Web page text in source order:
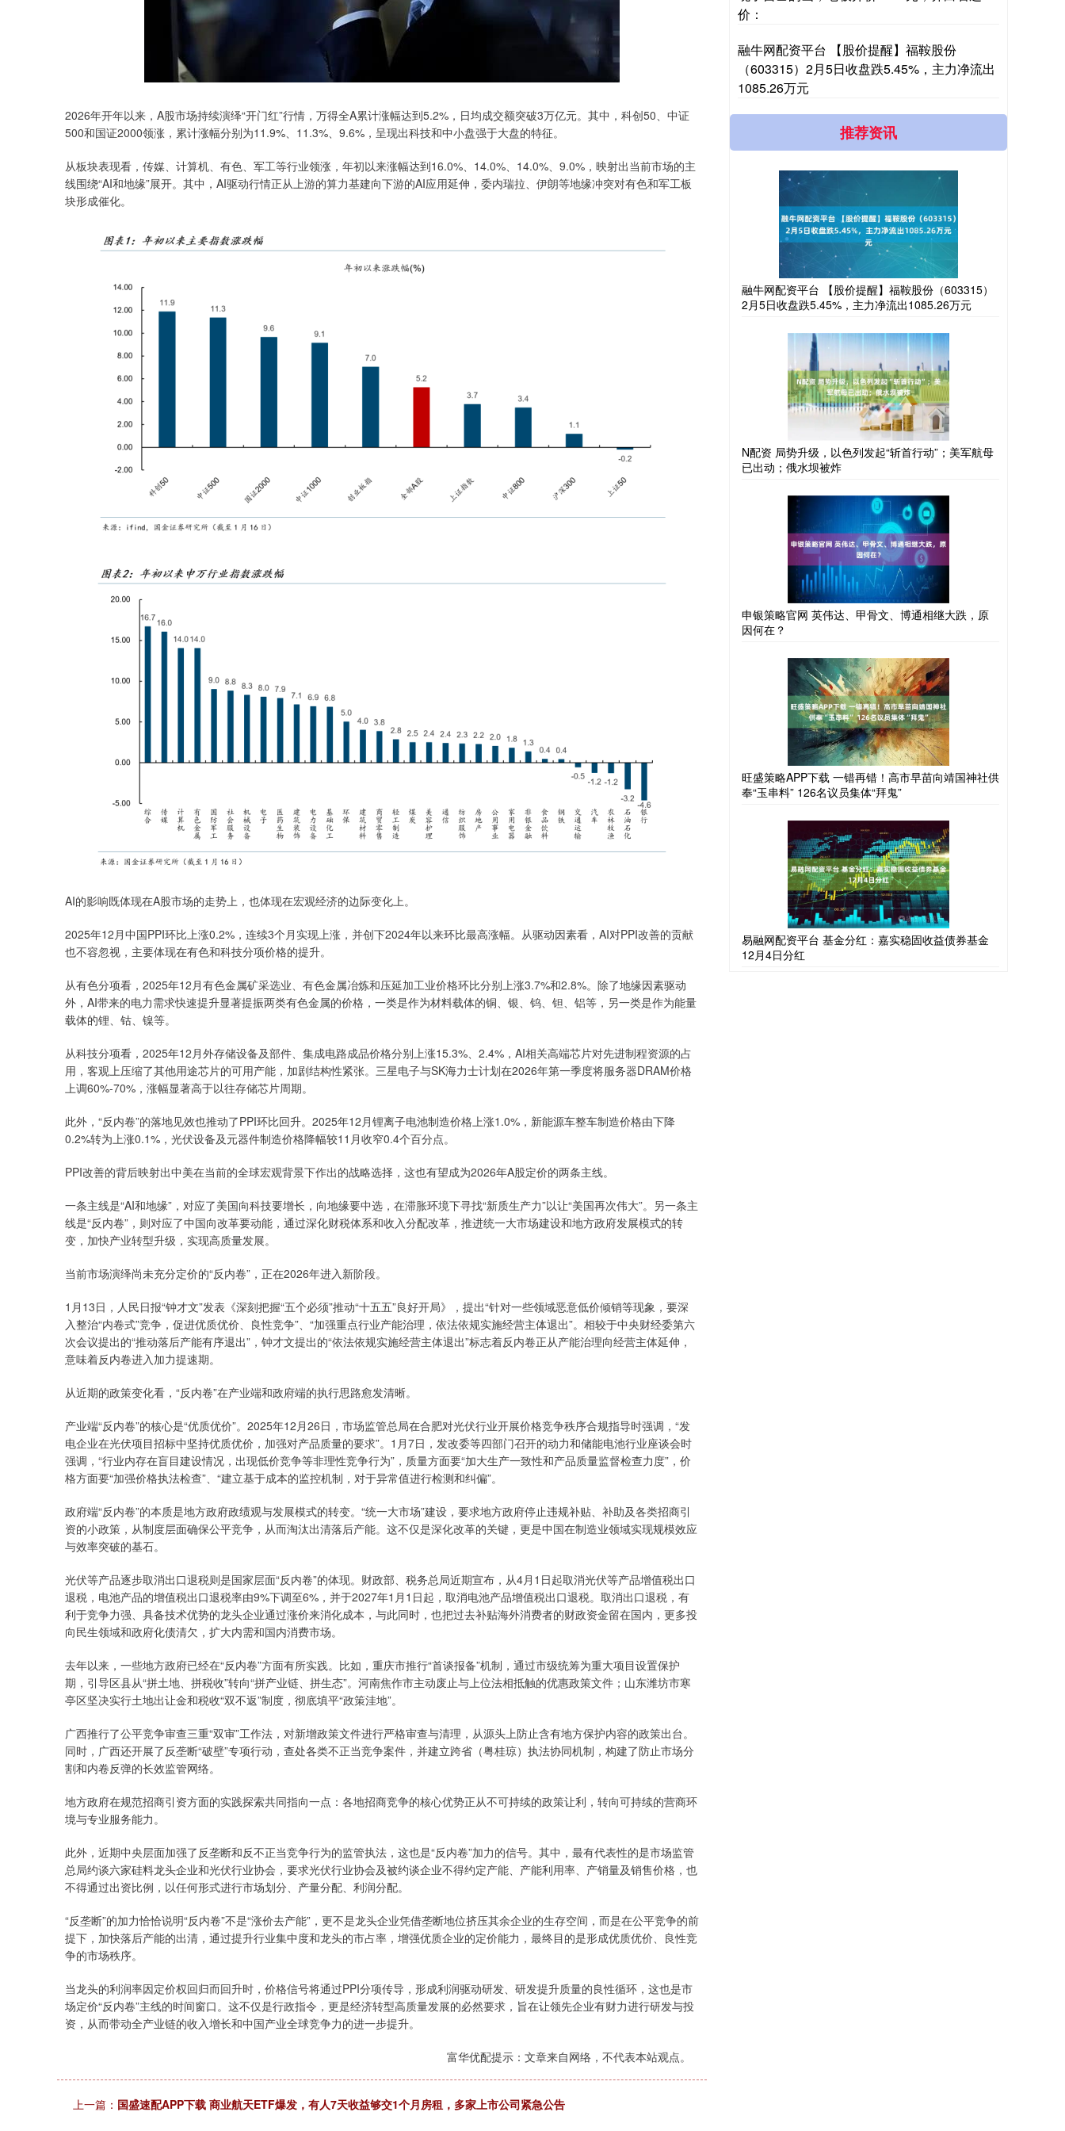
2026年开年以来，A股市场持续演绎“开门红”行情，万得全A累计涨幅达到5.2%，日均成交额突破3万亿元。其中，科创50、中证
500和国证2000领涨，累计涨幅分别为11.9%、11.3%、9.6%，呈现出科技和中小盘强于大盘的特征。
从板块表现看，传媒、计算机、有色、军工等行业领涨，年初以来涨幅达到16.0%、14.0%、14.0%、9.0%，映射出当前市场的主
线围绕“AI和地缘”展开。其中，AI驱动行情正从上游的算力基建向下游的AI应用延伸，委内瑞拉、伊朗等地缘冲突对有色和军工板
块形成催化。
AI的影响既体现在A股市场的走势上，也体现在宏观经济的边际变化上。
2025年12月中国PPI环比上涨0.2%，连续3个月实现上涨，并创下2024年以来环比最高涨幅。从驱动因素看，AI对PPI改善的贡献
也不容忽视，主要体现在有色和科技分项价格的提升。
从有色分项看，2025年12月有色金属矿采选业、有色金属冶炼和压延加工业价格环比分别上涨3.7%和2.8%。除了地缘因素驱动
外，AI带来的电力需求快速提升显著提振两类有色金属的价格，一类是作为材料载体的铜、银、钨、钽、铝等，另一类是作为能量
载体的锂、钴、镍等。
从科技分项看，2025年12月外存储设备及部件、集成电路成品价格分别上涨15.3%、2.4%，AI相关高端芯片对先进制程资源的占
用，客观上压缩了其他用途芯片的可用产能，加剧结构性紧张。三星电子与SK海力士计划在2026年第一季度将服务器DRAM价格
上调60%-70%，涨幅显著高于以往存储芯片周期。
此外，“反内卷”的落地见效也推动了PPI环比回升。2025年12月锂离子电池制造价格上涨1.0%，新能源车整车制造价格由下降
0.2%转为上涨0.1%，光伏设备及元器件制造价格降幅较11月收窄0.4个百分点。
PPI改善的背后映射出中美在当前的全球宏观背景下作出的战略选择，这也有望成为2026年A股定价的两条主线。
一条主线是“AI和地缘”，对应了美国向科技要增长，向地缘要中选，在滞胀环境下寻找“新质生产力”以让“美国再次伟大”。另一条主
线是“反内卷”，则对应了中国向改革要动能，通过深化财税体系和收入分配改革，推进统一大市场建设和地方政府发展模式的转
变，加快产业转型升级，实现高质量发展。
当前市场演绎尚未充分定价的“反内卷”，正在2026年进入新阶段。
1月13日，人民日报“钟才文”发表《深刻把握“五个必须”推动“十五五”良好开局》，提出“针对一些领域恶意低价倾销等现象，要深
入整治“内卷式”竞争，促进优质优价、良性竞争”、“加强重点行业产能治理，依法依规实施经营主体退出”。相较于中央财经委第六
次会议提出的“推动落后产能有序退出”，钟才文提出的“依法依规实施经营主体退出”标志着反内卷正从产能治理向经营主体延伸，
意味着反内卷进入加力提速期。
从近期的政策变化看，“反内卷”在产业端和政府端的执行思路愈发清晰。
产业端“反内卷”的核心是“优质优价”。2025年12月26日，市场监管总局在合肥对光伏行业开展价格竞争秩序合规指导时强调，“发
电企业在光伏项目招标中坚持优质优价，加强对产品质量的要求”。1月7日，发改委等四部门召开的动力和储能电池行业座谈会时
强调，“行业内存在盲目建设情况，出现低价竞争等非理性竞争行为”，质量方面要“加大生产一致性和产品质量监督检查力度”，价
格方面要“加强价格执法检查”、“建立基于成本的监控机制，对于异常值进行检测和纠偏”。
政府端“反内卷”的本质是地方政府政绩观与发展模式的转变。“统一大市场”建设，要求地方政府停止违规补贴、补助及各类招商引
资的小政策，从制度层面确保公平竞争，从而淘汰出清落后产能。这不仅是深化改革的关键，更是中国在制造业领域实现规模效应
与效率突破的基石。
光伏等产品逐步取消出口退税则是国家层面“反内卷”的体现。财政部、税务总局近期宣布，从4月1日起取消光伏等产品增值税出口
退税，电池产品的增值税出口退税率由9%下调至6%，并于2027年1月1日起，取消电池产品增值税出口退税。取消出口退税，有
利于竞争力强、具备技术优势的龙头企业通过涨价来消化成本，与此同时，也把过去补贴海外消费者的财政资金留在国内，更多投
向民生领域和政府化债清欠，扩大内需和国内消费市场。
去年以来，一些地方政府已经在“反内卷”方面有所实践。比如，重庆市推行“首谈报备”机制，通过市级统筹为重大项目设置保护
期，引导区县从“拼土地、拼税收”转向“拼产业链、拼生态”。河南焦作市主动废止与上位法相抵触的优惠政策文件；山东潍坊市寒
亭区坚决实行土地出让金和税收“双不返”制度，彻底填平“政策洼地”。
广西推行了公平竞争审查三重“双审”工作法，对新增政策文件进行严格审查与清理，从源头上防止含有地方保护内容的政策出台。
同时，广西还开展了反垄断“破壁”专项行动，查处各类不正当竞争案件，并建立跨省（粤桂琼）执法协同机制，构建了防止市场分
割和内卷反弹的长效监管网络。
地方政府在规范招商引资方面的实践探索共同指向一点：各地招商竞争的核心优势正从不可持续的政策让利，转向可持续的营商环
境与专业服务能力。
此外，近期中央层面加强了反垄断和反不正当竞争行为的监管执法，这也是“反内卷”加力的信号。其中，最有代表性的是市场监管
总局约谈六家硅料龙头企业和光伏行业协会，要求光伏行业协会及被约谈企业不得约定产能、产能利用率、产销量及销售价格，也
不得通过出资比例，以任何形式进行市场划分、产量分配、利润分配。
“反垄断”的加力恰恰说明“反内卷”不是“涨价去产能”，更不是龙头企业凭借垄断地位挤压其余企业的生存空间，而是在公平竞争的前
提下，加快落后产能的出清，通过提升行业集中度和龙头的市占率，增强优质企业的定价能力，最终目的是形成优质优价、良性竞
争的市场秩序。
当龙头的利润率因定价权回归而回升时，价格信号将通过PPI分项传导，形成利润驱动研发、研发提升质量的良性循环，这也是市
场定价“反内卷”主线的时间窗口。这不仅是行政指令，更是经济转型高质量发展的必然要求，旨在让领先企业有财力进行研发与投
资，从而带动全产业链的收入增长和中国产业全球竞争力的进一步提升。
富华优配提示：文章来自网络，不代表本站观点。
上一篇： 国盛速配APP下载 商业航天ETF爆发，有人7天收益够交1个月房租，多家上市公司紧急公告
价：
融牛网配资平台 【股价提醒】福鞍股份
（603315）2月5日收盘跌5.45%，主力净流出
1085.26万元
推荐资讯
融牛网配资平台 【股价提醒】福鞍股份（603315）
2月5日收盘跌5.45%，主力净流出1085.26万元
N配资 局势升级，以色列发起“斩首行动”；美军航母
已出动；俄水坝被炸
申银策略官网 英伟达、甲骨文、博通相继大跌，原
因何在？
旺盛策略APP下载 一错再错！高市早苗向靖国神社供
奉“玉串料” 126名议员集体“拜鬼”
易融网配资平台 基金分红：嘉实稳固收益债券基金
12月4日分红